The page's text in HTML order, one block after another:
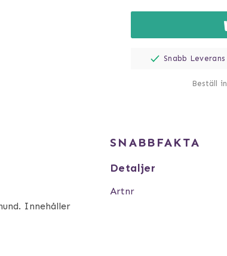
Snabb Leverans
Beställ
Innehåller
SNABBFAKTA
Detaljer
Artnr